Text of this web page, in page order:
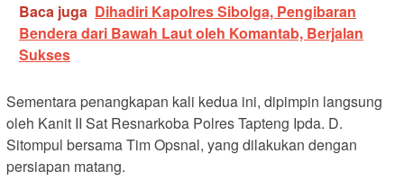
Baca juga Dihadiri Kapolres Sibolga, Pengibaran
Bendera dari Bawah Laut oleh Komantab, Berjalan
Sukses
Sementara penangkapan kali kedua ini, dipimpin langsung
oleh Kanit II Sat Resnarkoba Polres Tapteng Ipda. D.
Sitompul bersama Tim Opsnal, yang dilakukan dengan
persiapan matang.